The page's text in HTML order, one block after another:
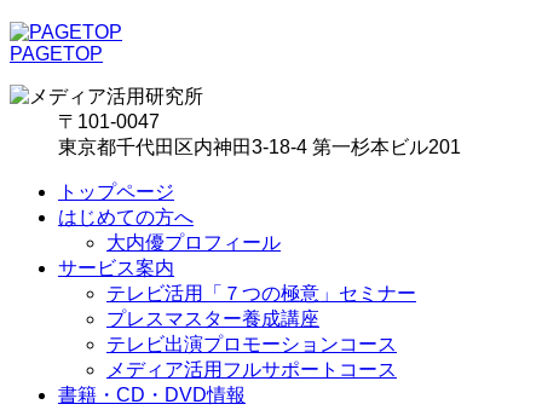
PAGETOP
〒101-0047
東京都千代田区内神田3-18-4 第一杉本ビル201
トップページ
はじめての方へ
大内優プロフィール
サービス案内
テレビ活用「７つの極意」セミナー
プレスマスター養成講座
テレビ出演プロモーションコース
メディア活用フルサポートコース
書籍・CD・DVD情報